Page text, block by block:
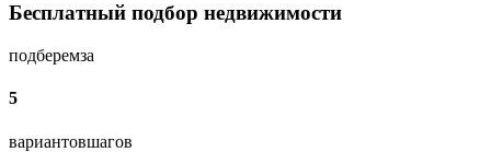
Бесплатный подбор недвижимости
подберемза
5
вариантовшагов